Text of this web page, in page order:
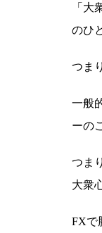
「
のひ
つま
一般
ーの
つま
大衆
FXで